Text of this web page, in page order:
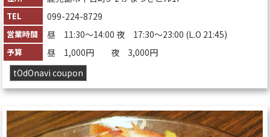
TEL 099-224-8729
営業時間 昼 11:30～14:00 夜 17:30～23:00 (L.O 21:45)
予算
昼 1,000円 夜 3,000円
tOdOnavi coupon